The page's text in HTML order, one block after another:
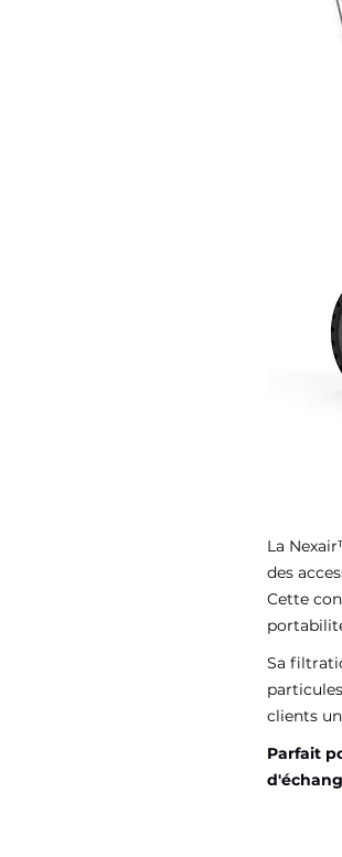
La
des
Cette
Sa
clients
Parfait